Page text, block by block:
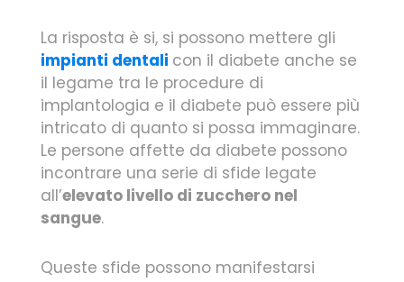
La risposta è si, si possono mettere gli
impianti dentali con il diabete anche se
il legame tra le procedure di
implantologia e il diabete può essere più
intricato di quanto si possa immaginare.
Le persone affette da diabete possono
incontrare una serie di sfide legate
all’elevato livello di zucchero nel
sangue.
Queste sfide possono manifestarsi